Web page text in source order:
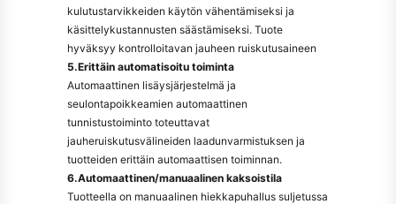
kulutustarvikkeiden käytön vähentämiseksi ja
käsittelykustannusten säästämiseksi. Tuote
hyväksyy kontrolloitavan jauheen ruiskutusaineen
5.Erittäin automatisoitu toiminta
Automaattinen lisäysjärjestelmä ja
seulontapoikkeamien automaattinen
tunnistustoiminto toteuttavat
jauheruiskutusvälineiden laadunvarmistuksen ja
tuotteiden erittäin automaattisen toiminnan.
6.Automaattinen/manuaalinen kaksoistila
Tuotteella on manuaalinen hiekkapuhallus suljetussa